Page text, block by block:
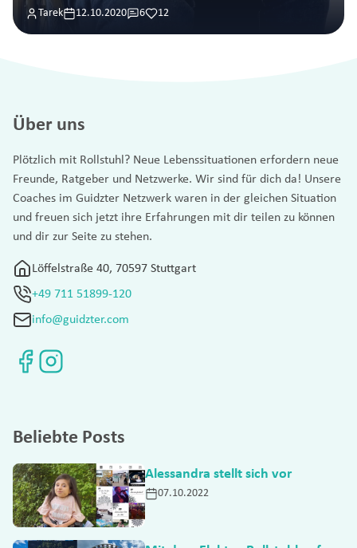
Tarek 12.10.2020 6 12
Über uns
Plötzlich mit Rollstuhl? Neue Lebenssituationen erfordern neue
Freunde, Ratgeber und Netzwerke. Wir sind für dich da! Unsere
Coaches im Guidzter Netzwerk waren in der gleichen Situation
und freuen sich jetzt ihre Erfahrungen mit dir teilen zu können
und dir zur Seite zu stehen.
Löffelstraße 40, 70597 Stuttgart
+49 711 51899-120
info@guidzter.com
Beliebte Posts
Alessandra stellt sich vor
07.10.2022